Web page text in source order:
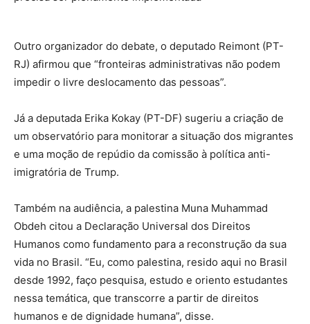
Outro organizador do debate, o deputado Reimont (PT-
RJ) afirmou que “fronteiras administrativas não podem
impedir o livre deslocamento das pessoas”.
Já a deputada Erika Kokay (PT-DF) sugeriu a criação de
um observatório para monitorar a situação dos migrantes
e uma moção de repúdio da comissão à política anti-
imigratória de Trump.
Também na audiência, a palestina Muna Muhammad
Obdeh citou a Declaração Universal dos Direitos
Humanos como fundamento para a reconstrução da sua
vida no Brasil. “Eu, como palestina, resido aqui no Brasil
desde 1992, faço pesquisa, estudo e oriento estudantes
nessa temática, que transcorre a partir de direitos
humanos e de dignidade humana”, disse.